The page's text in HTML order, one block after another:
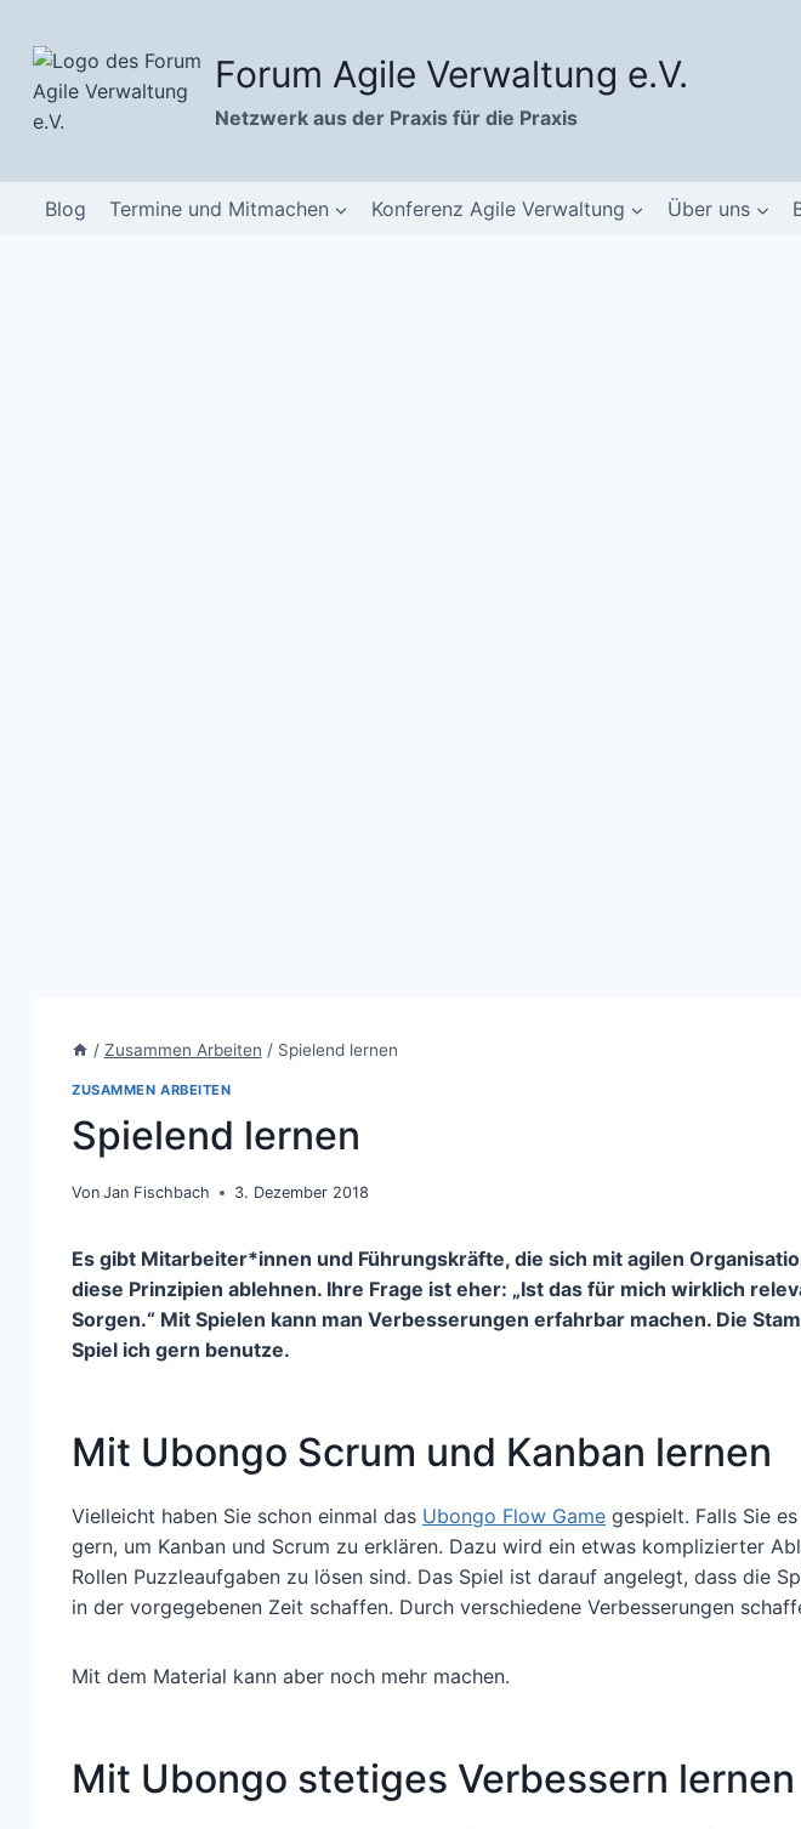
Inhalt
springen
Forum Agile Verwaltung e.V.
Netzwerk aus der Praxis für die Praxis
Blog Termine und Mitmachen Konferenz Agile Verwaltung Über uns
/ Zusammen Arbeiten / Spielend lernen
ZUSAMMEN ARBEITEN
Spielend lernen
Von Jan Fischbach 3. Dezember 2018
Es gibt Mitarbeiter*innen und Führungskräfte, die sich mit agilen
diese Prinzipien ablehnen. Ihre Frage ist eher: „Ist das für mich wirklich
Sorgen.“ Mit Spielen kann man Verbesserungen erfahrbar machen. Die
Spiel ich gern benutze.
Mit Ubongo Scrum und Kanban lernen
Vielleicht haben Sie schon einmal das Ubongo Flow Game gespielt. Falls Sie
gern, um Kanban und Scrum zu erklären. Dazu wird ein etwas komplizierter
Rollen Puzzleaufgaben zu lösen sind. Das Spiel ist darauf angelegt, dass die
in der vorgegebenen Zeit schaffen. Durch verschiedene Verbesserungen
Mit dem Material kann aber noch mehr machen.
Mit Ubongo stetiges Verbessern lernen